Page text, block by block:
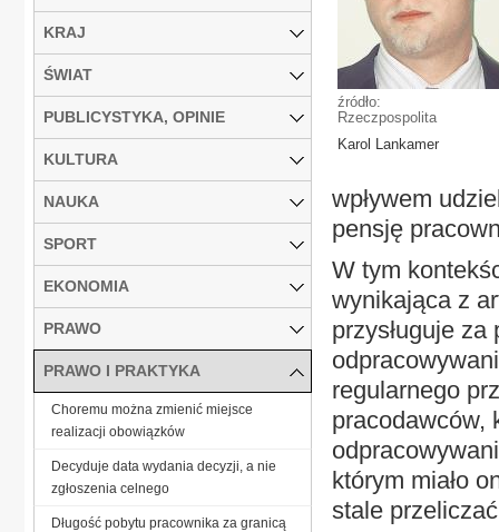
źródło:
Rzeczpospolita
Karol Lankamer
wpływem
pensję
W tym
wynikająca z
przysługuje
regularnego
pracodawców,
którym miało
stale
KRAJ
ŚWIAT
PUBLICYSTYKA, OPINIE
KULTURA
NAUKA
SPORT
EKONOMIA
PRAWO
PRAWO I PRAKTYKA
Choremu można zmienić miejsce
realizacji obowiązków
Decyduje data wydania decyzji, a nie
zgłoszenia celnego
Długość pobytu pracownika za granicą